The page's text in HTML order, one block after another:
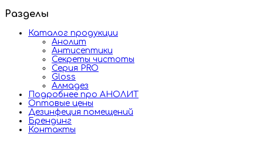
Разделы
Каталог продукции
Анолит
Антисептики
Секреты чистоты
Серия PRO
Gloss
Алмадез
Подробнее про АНОЛИТ
Оптовые цены
Дезинфеция помещений
Брендинг
Контакты